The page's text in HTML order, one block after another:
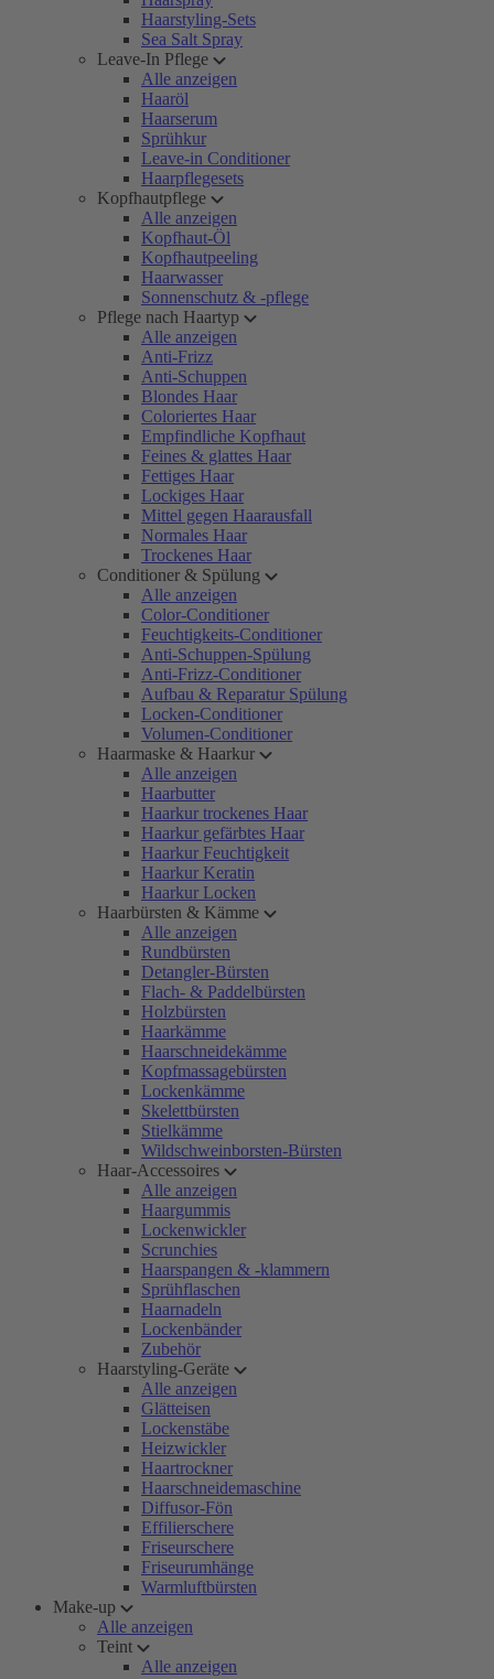
Haarstyling-Sets
Sea Salt Spray
Leave-In Pflege
Alle anzeigen
Haaröl
Haarserum
Sprühkur
Leave-in Conditioner
Haarpflegesets
Kopfhautpflege
Alle anzeigen
Kopfhaut-Öl
Kopfhautpeeling
Haarwasser
Sonnenschutz & -pflege
Pflege nach Haartyp
Alle anzeigen
Anti-Frizz
Anti-Schuppen
Blondes Haar
Coloriertes Haar
Empfindliche Kopfhaut
Feines & glattes Haar
Fettiges Haar
Lockiges Haar
Mittel gegen Haarausfall
Normales Haar
Trockenes Haar
Conditioner & Spülung
Alle anzeigen
Color-Conditioner
Feuchtigkeits-Conditioner
Anti-Schuppen-Spülung
Anti-Frizz-Conditioner
Aufbau & Reparatur Spülung
Locken-Conditioner
Volumen-Conditioner
Haarmaske & Haarkur
Alle anzeigen
Haarbutter
Haarkur trockenes Haar
Haarkur gefärbtes Haar
Haarkur Feuchtigkeit
Haarkur Keratin
Haarkur Locken
Haarbürsten & Kämme
Alle anzeigen
Rundbürsten
Detangler-Bürsten
Flach- & Paddelbürsten
Holzbürsten
Haarkämme
Haarschneidekämme
Kopfmassagebürsten
Lockenkämme
Skelettbürsten
Stielkämme
Wildschweinborsten-Bürsten
Haar-Accessoires
Alle anzeigen
Haargummis
Lockenwickler
Scrunchies
Haarspangen & -klammern
Sprühflaschen
Haarnadeln
Lockenbänder
Zubehör
Haarstyling-Geräte
Alle anzeigen
Glätteisen
Lockenstäbe
Heizwickler
Haartrockner
Haarschneidemaschine
Diffusor-Fön
Effilierschere
Friseurschere
Friseurumhänge
Warmluftbürsten
Make-up
Alle anzeigen
Teint
Alle anzeigen